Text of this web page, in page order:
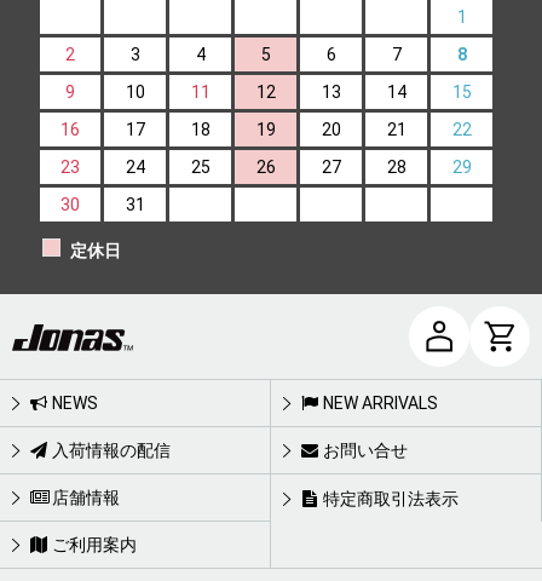
1
2
3 4 5 6 7
8
9
10 11 12 13 14
15
16
17 18 19 20 21
22
23
24 25 26 27 28
29
30
31
定休日
NEWS NEW ARRIVALS
入荷情報の配信 お問い合せ
店舗情報 特定商取引法表示
ご利用案内